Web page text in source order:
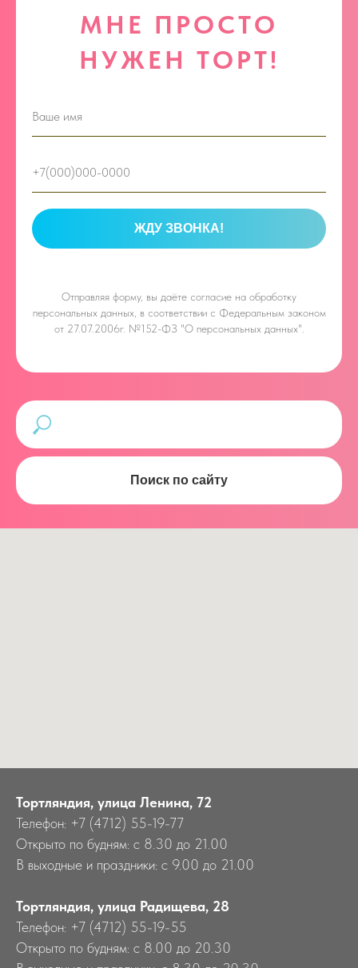
МНЕ ПРОСТО
НУЖЕН ТОРТ!
ЖДУ ЗВОНКА!
Отправляя форму, вы даёте согласие на обработку
персональных данных, в соответствии с Федеральным законом
от 27.07.2006г. №152-ФЗ "О персональных данных".
Поиск по сайту
Тортляндия, улица Ленина, 72
Телефон: +7 (4712) 55-19-77
Открыто по будням: с 8.30 до 21.00
В выходные и праздники: с 9.00 до 21.00
Тортляндия, улица Радищева, 28
Телефон: +7 (4712) 55-19-55
Открыто по будням: с 8.00 до 20.30